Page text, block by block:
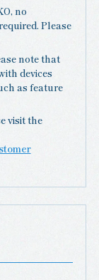
no
Please
note that
devices
as feature
visit the